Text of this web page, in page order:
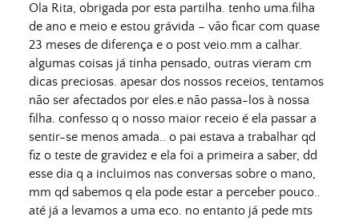
Ola Rita, obrigada por esta partilha. tenho uma.filha
de ano e meio e estou grávida – vão ficar com quase
23 meses de diferença e o post veio.mm a calhar.
algumas coisas já tinha pensado, outras vieram cm
dicas preciosas. apesar dos nossos receios, tentamos
não ser afectados por eles.e não passa-los à nossa
filha. confesso q o nosso maior receio é ela passar a
sentir-se menos amada.. o pai estava a trabalhar qd
fiz o teste de gravidez e ela foi a primeira a saber, dd
esse dia q a incluimos nas conversas sobre o mano,
mm qd sabemos q ela pode estar a perceber pouco..
até já a levamos a uma eco. no entanto já pede mts